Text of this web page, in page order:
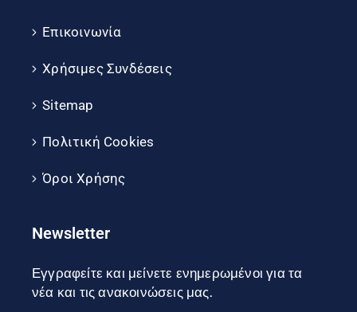
Επικοινωνία
Χρήσιμες Συνδέσεις
Sitemap
Πολιτική Cookies
Όροι Χρήσης
Newsletter
Εγγραφείτε και μείνετε ενημερωμένοι για τα
νέα και τις ανακοινώσεις μας.